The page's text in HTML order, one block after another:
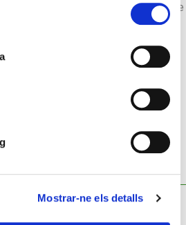
Mostrar-ne els detalls
victoriosa conquesta de Britània de
dC sota el comandament del
de l’illa no només va permetre
tota l’Europa occidental sinó
de les riques mines de